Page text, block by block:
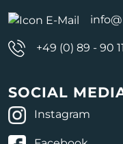
+49 (0) 89 - 90
SOCIAL
Instagram